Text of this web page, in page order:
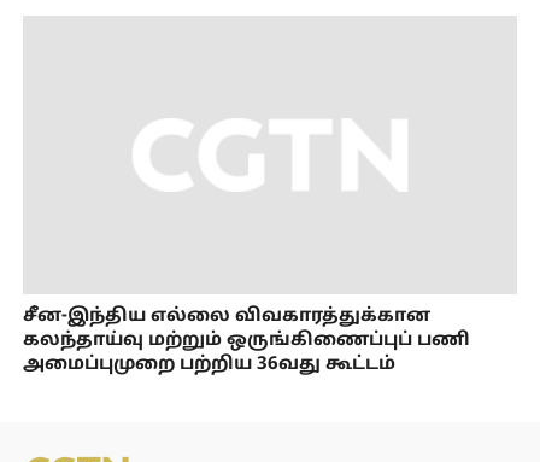
சீன-இந்திய எல்லை விவகாரத்துக்கான
கலந்தாய்வு மற்றும் ஒருங்கிணைப்புப் பணி
அமைப்புமுறை பற்றிய 36வது கூட்டம்